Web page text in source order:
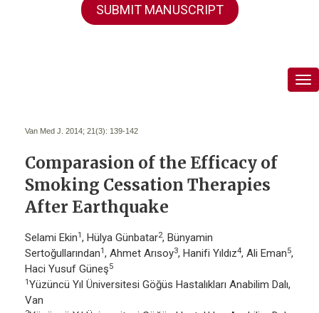
SUBMIT MANUSCRIPT
Van Med J. 2014; 21(3): 139-142
Comparasion of the Efficacy of
Smoking Cessation Therapies
After Earthquake
Selami Ekin1, Hülya Günbatar2, Bünyamin
Sertoğullarından1, Ahmet Arısoy3, Hanifi Yıldız4, Ali Eman5,
Haci Yusuf Güneş5
1Yüzüncü Yıl Üniversitesi Göğüs Hastalıkları Anabilim Dalı,
Van